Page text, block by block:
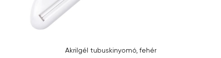
Akrilgél tubuskinyomó, fehér